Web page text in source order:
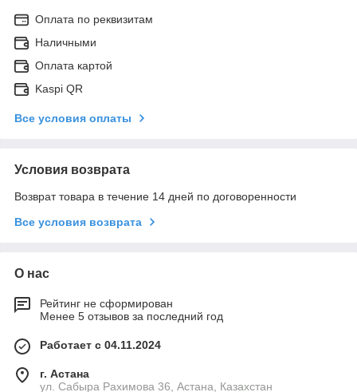
Оплата по реквизитам
Наличными
Оплата картой
Kaspi QR
Все условия оплаты
Условия возврата
Возврат товара в течение 14 дней по договоренности
Все условия возврата
О нас
Рейтинг не сформирован
Менее 5 отзывов за последний год
Работает с 04.11.2024
г. Астана
ул. Сабыра Рахимова 36, Астана, Казахстан